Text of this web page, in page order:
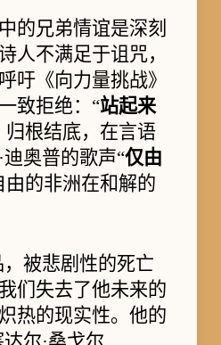
的兄弟情谊是深刻
人不满足于诅咒，
吁《向力量挑战》
致拒绝：“站起来
归根结底，在言语
奥普的歌声“仅由
由的非洲在和解的
被悲剧性的死亡
们失去了他未来的
热的现实性。他的